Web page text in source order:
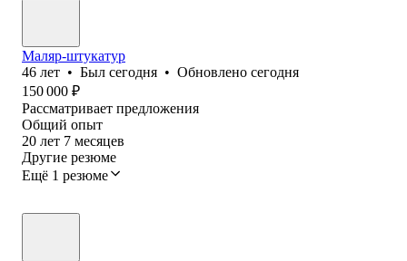
Маляр-штукатур
46 лет • Был сегодня • Обновлено сегодня
150 000 ₽
Рассматривает предложения
Общий опыт
20 лет 7 месяцев
Другие резюме
Ещё 1 резюме